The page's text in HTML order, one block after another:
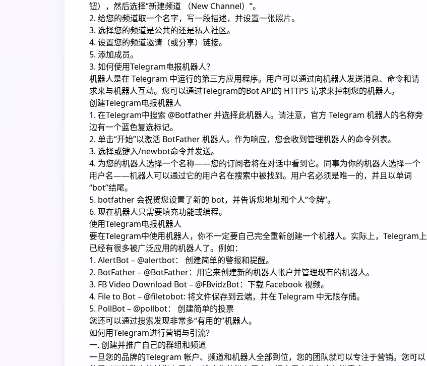
钮），然后选择“新建频道 （New Channel）”。
2. 给您的频道取一个名字，写一段描述，并设置一张照片。
3. 选择您的频道是公共的还是私人社区。
4. 设置您的频道邀请（或分享）链接。
5. 添加成员。
3. 如何使用Telegram电报机器人？
机器人是在 Telegram 中运行的第三方应用程序。用户可以通过向机器人发送消息、命令和请
求来与机器人互动。您可以通过Telegram的Bot API的 HTTPS 请求来控制您的机器人。
创建Telegram电报机器人
1. 在Telegram中搜索 @Botfather 并选择此机器人。请注意，官方 Telegram 机器人的名称旁
边有一个蓝色复选标记。
2. 单击“开始”以激活 BotFather 机器人。作为响应，您会收到管理机器人的命令列表。
3. 选择或键入/newbot命令并发送。
4. 为您的机器人选择一个名称——您的订阅者将在对话中看到它。同事为你的机器人选择一个
用户名——机器人可以通过它的用户名在搜索中被找到。用户名必须是唯一的，并且以单词
“bot”结尾。
5. botfather 会祝贺您设置了新的 bot，并告诉您地址和个人“令牌”。
6. 现在机器人只需要填充功能或编程。
使用Telegram电报机器人
要在Telegram中使用机器人，你不一定要自己完全重新创建一个机器人。实际上，Telegram上
已经有很多被广泛应用的机器人了。例如：
1. AlertBot – @alertbot： 创建简单的警报和提醒。
2. BotFather – @BotFather：用它来创建新的机器人帐户并管理现有的机器人。
3. FB Video Download Bot – @FBvidzBot：下载 Facebook 视频。
4. File to Bot – @filetobot: 将文件保存到云端，并在 Telegram 中无限存储。
5. PollBot – @pollbot： 创建简单的投票
您还可以通过搜索发现非常多“有用的”机器人。
如何用Telegram进行营销与引流？
一. 创建并推广自己的群组和频道
一旦您的品牌的Telegram 帐户、频道和机器人全部到位，您的团队就可以专注于营销。您可以